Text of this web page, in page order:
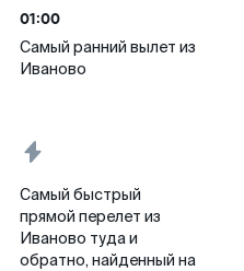
01:00
Самый ранний вылет из
Иваново
Самый быстрый
прямой перелет из
Иваново туда и
обратно, найденный на